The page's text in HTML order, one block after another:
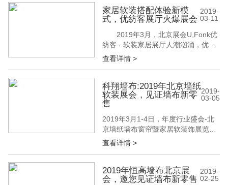
展位申请
家居软装搭配体验新模
式，优纺客展厅火爆展会
2019-
03-11
2019年3月，北京展会U,Fonk优
纺客 · 软装家居展厅人潮汹涌，优纺
客全新的商展形式吸引了来自国内外
军能力深受现场客户的一致认可好
评。 优纺客的展厅在此次展会中
辨识度颇高，展厅内设置了极简风
格、新美风格、轻奢风格、新...
查看详情 >
科翔墙布:2019年北京墙纸
软装展会，见证墙布新零
售
2019-
03-05
2019年3月1-4日，年度行业盛会-北
京墙纸墙布窗帘暨家居软装饰展览会
在北京顺义新国展隆重开幕，科翔墙
是今年墙布行业的流行趋势，与以往
刺绣独幅墙布不同的是，此次更加注
查看详情 >
2019年恒高墙布北京展
会，邀您见证墙布新零售
2019-
02-25